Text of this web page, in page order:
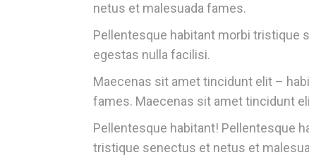
netus et malesuada fames.
Pellentesque habitant morbi tristique
egestas nulla facilisi.
Maecenas sit amet tincidunt elit –
fames. Maecenas sit amet tincidunt
Pellentesque habitant! Pellentesque
tristique senectus et netus et